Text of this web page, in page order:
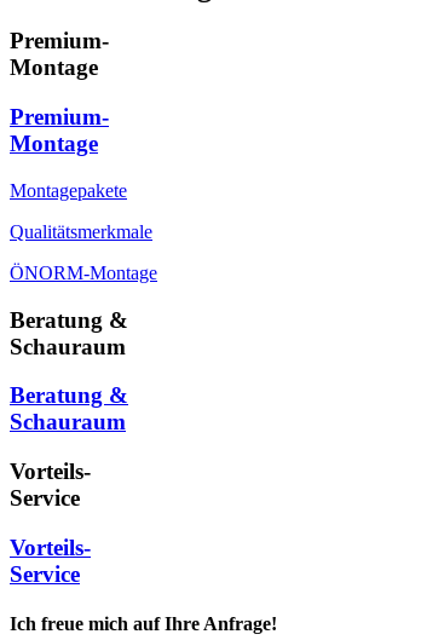
Premium-
Montage
Premium-
Montage
Montagepakete
Qualitätsmerkmale
ÖNORM-Montage
Beratung &
Schauraum
Beratung &
Schauraum
Vorteils-
Service
Vorteils-
Service
Ich freue mich auf Ihre Anfrage!